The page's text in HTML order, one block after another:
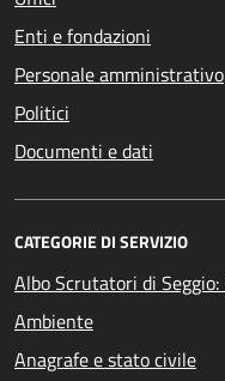
Enti e fondazioni
Personale amministrativo
Politici
Documenti e dati
CATEGORIE DI SERVIZIO
Albo Scrutatori di
Ambiente
Anagrafe e stato civile